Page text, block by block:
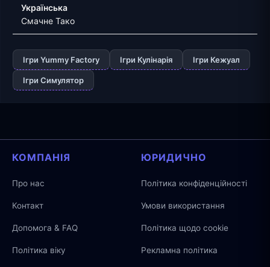
Українська
Смачне Тако
Ігри Yummy Factory Ігри Кулінарія Ігри Кежуал
Ігри Симулятор
КОМПАНІЯ
Про нас
Контакт
Допомога & FAQ
Політика віку
ЮРИДИЧНО
Політика конфіденційності
Умови використання
Політика щодо cookie
Рекламна політика